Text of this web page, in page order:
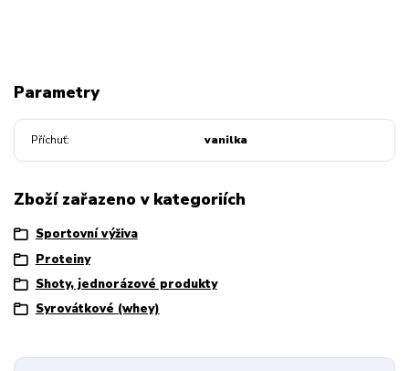
Parametry
Příchuť vanilka
Zboží zařazeno v kategoriích
Sportovní výživa
Proteiny
Shoty, jednorázové produkty
Syrovátkové (whey)